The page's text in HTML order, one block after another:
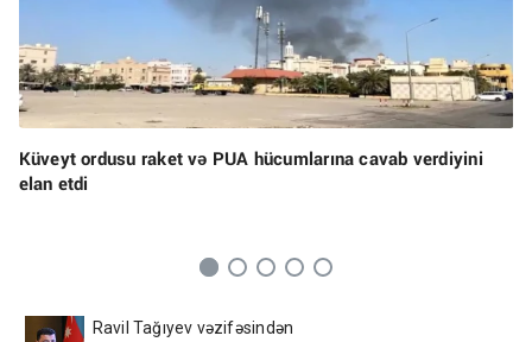
Küveyt ordusu raket və PUA hücumlarına cavab verdiyini
elan etdi
Ravil Tağıyev vəzifəsindən